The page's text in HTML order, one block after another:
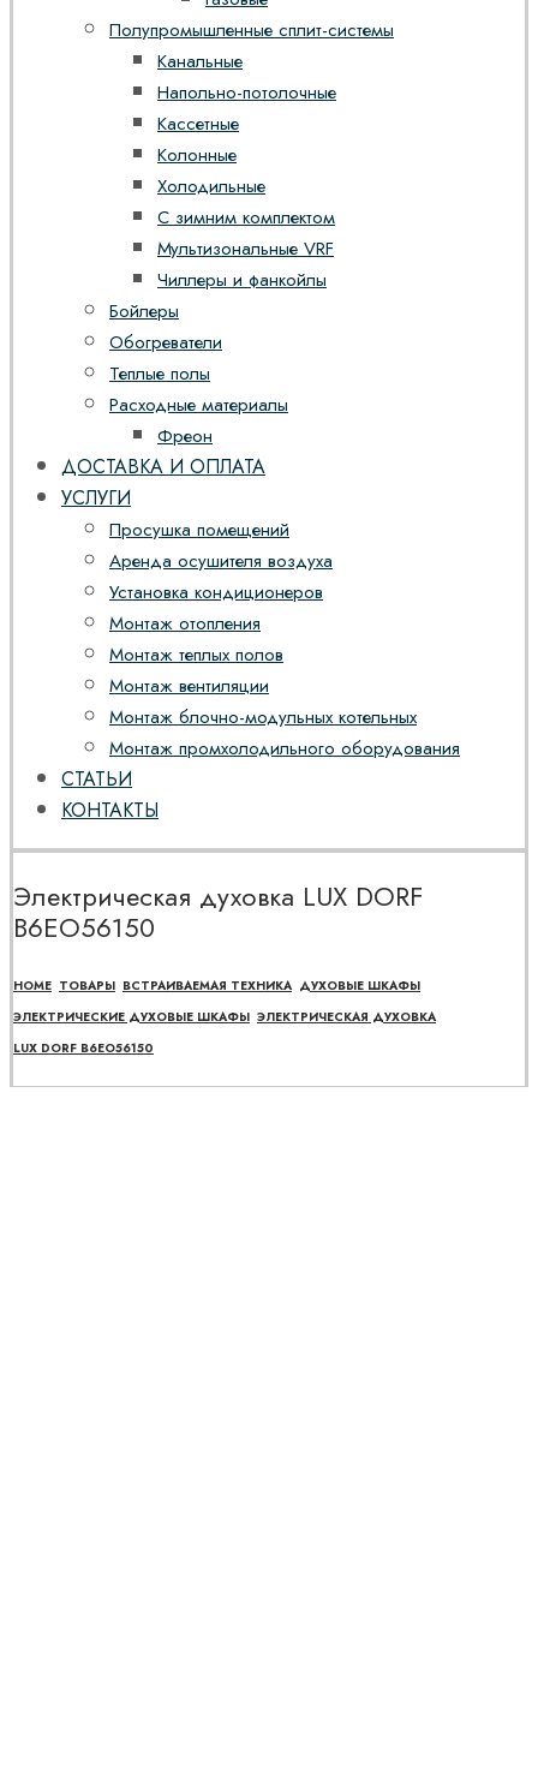
Полупромышленные сплит-системы
Канальные
Напольно-потолочные
Кассетные
Колонные
Холодильные
С зимним комплектом
Мультизональные VRF
Чиллеры и фанкойлы
Бойлеры
Обогреватели
Теплые полы
Расходные материалы
Фреон
ДОСТАВКА И ОПЛАТА
УСЛУГИ
Просушка помещений
Аренда осушителя воздуха
Установка кондиционеров
Монтаж отопления
Монтаж теплых полов
Монтаж вентиляции
Монтаж блочно-модульных котельных
Монтаж промхолодильного оборудования
СТАТЬИ
КОНТАКТЫ
Электрическая духовка LUX DORF
B6EO56150
HOME ТОВАРЫ ВСТРАИВАЕМАЯ ТЕХНИКА ДУХОВЫЕ ШКАФЫ
ЭЛЕКТРИЧЕСКИЕ ДУХОВЫЕ ШКАФЫ ЭЛЕКТРИЧЕСКАЯ ДУХОВКА
LUX DORF B6EO56150